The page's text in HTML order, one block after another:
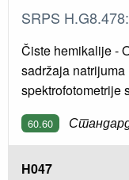
SRPS
Čiste hemikalije -
sadržaja
spektrofotometrije
60.60
H047